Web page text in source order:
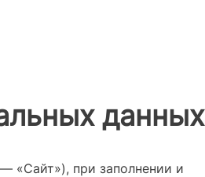
данных
«Сайт»), при заполнении и